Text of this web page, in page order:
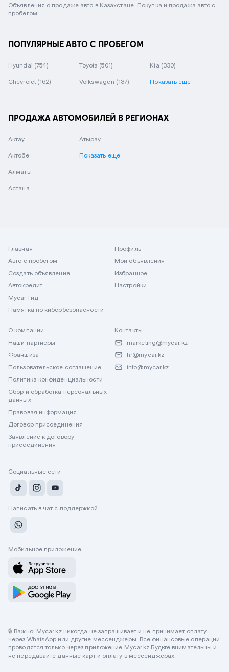
Объявления о продаже авто в Казахстане. Покупка и продажа авто с
пробегом.
ПОПУЛЯРНЫЕ АВТО С ПРОБЕГОМ
Hyundai (754) Toyota (501) Kia (330)
Chevrolet (162) Volkswagen (137) Показать еще
ПРОДАЖА АВТОМОБИЛЕЙ В РЕГИОНАХ
Актау
Актобе
Алматы
Астана
Атырау
Показать еще
Главная
Авто с пробегом
Создать объявление
Автокредит
Mycar Гид
Памятка по кибербезопасности
Профиль
Мои объявления
Избранное
Настройки
О компании
Наши партнеры
Франшиза
Пользовательское соглашение
Политика конфиденциальности
Сбор и обработка персональных
данных
Правовая информация
Договор присоединения
Заявление к договору
присоединения
Контакты
marketing@mycar.kz
hr@mycar.kz
info@mycar.kz
Социальные сети
Написать в чат с поддержкой
Мобильное приложение
🔒 Важно! Mycar.kz никогда не запрашивает и не принимает оплату
через WhatsApp или другие мессенджеры. Все финансовые операции
проводятся только через приложение Mycar.kz Будьте внимательны и
не передавайте данные карт и оплату в мессенджерах.